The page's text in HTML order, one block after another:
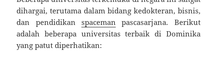
dihargai, terutama dalam bidang kedokteran, bisnis,
dan pendidikan spaceman pascasarjana. Berikut
adalah beberapa universitas terbaik di Dominika
yang patut diperhatikan: